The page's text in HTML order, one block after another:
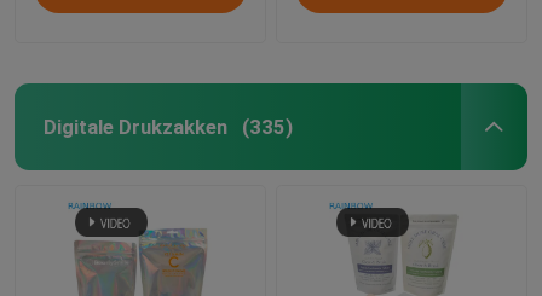
Digitale Drukzakken (335)